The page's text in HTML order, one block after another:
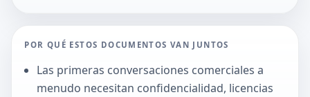
POR QUÉ ESTOS DOCUMENTOS VAN JUNTOS
Las primeras conversaciones comerciales a
menudo necesitan confidencialidad, licencias